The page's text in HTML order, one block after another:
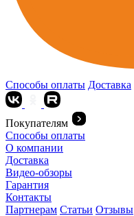
Способы оплаты Доставка
Покупателям
Способы оплаты
О компании
Доставка
Видео-обзоры
Гарантия
Контакты
Партнерам Статьи Отзывы